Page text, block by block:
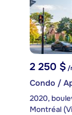
2 250 $ /
Condo /
Montréal